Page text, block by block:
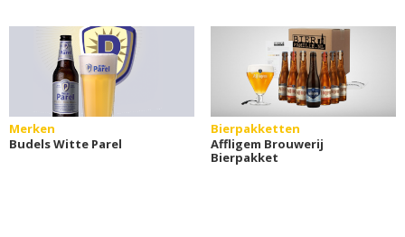
Merken
Budels Witte Parel
Bierpakketten
Affligem Brouwerij
Bierpakket